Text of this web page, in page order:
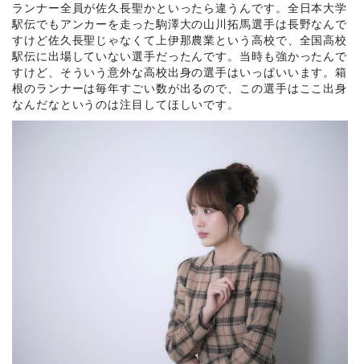
ランナー全員が佐久長聖かといったら違うんです。全日本大学
駅伝でもアンカーを走った駒澤大の山川拓馬選手は長野なんで
すけど佐久長聖じゃなくて上伊那農業という高校で、全国高校
駅伝に出場していない選手だったんです。当時も強かったんで
すけど、そういう意外な高校出身の選手はいっぱいいます。箱
根のランナーは毎年すごい数が出るので、この選手はここ出身
なんだなというのは注目してほしいです。